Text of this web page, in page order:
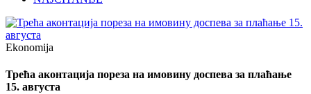
Ekonomija
Трећа аконтација пореза на имовину доспева за плаћање
15. августа